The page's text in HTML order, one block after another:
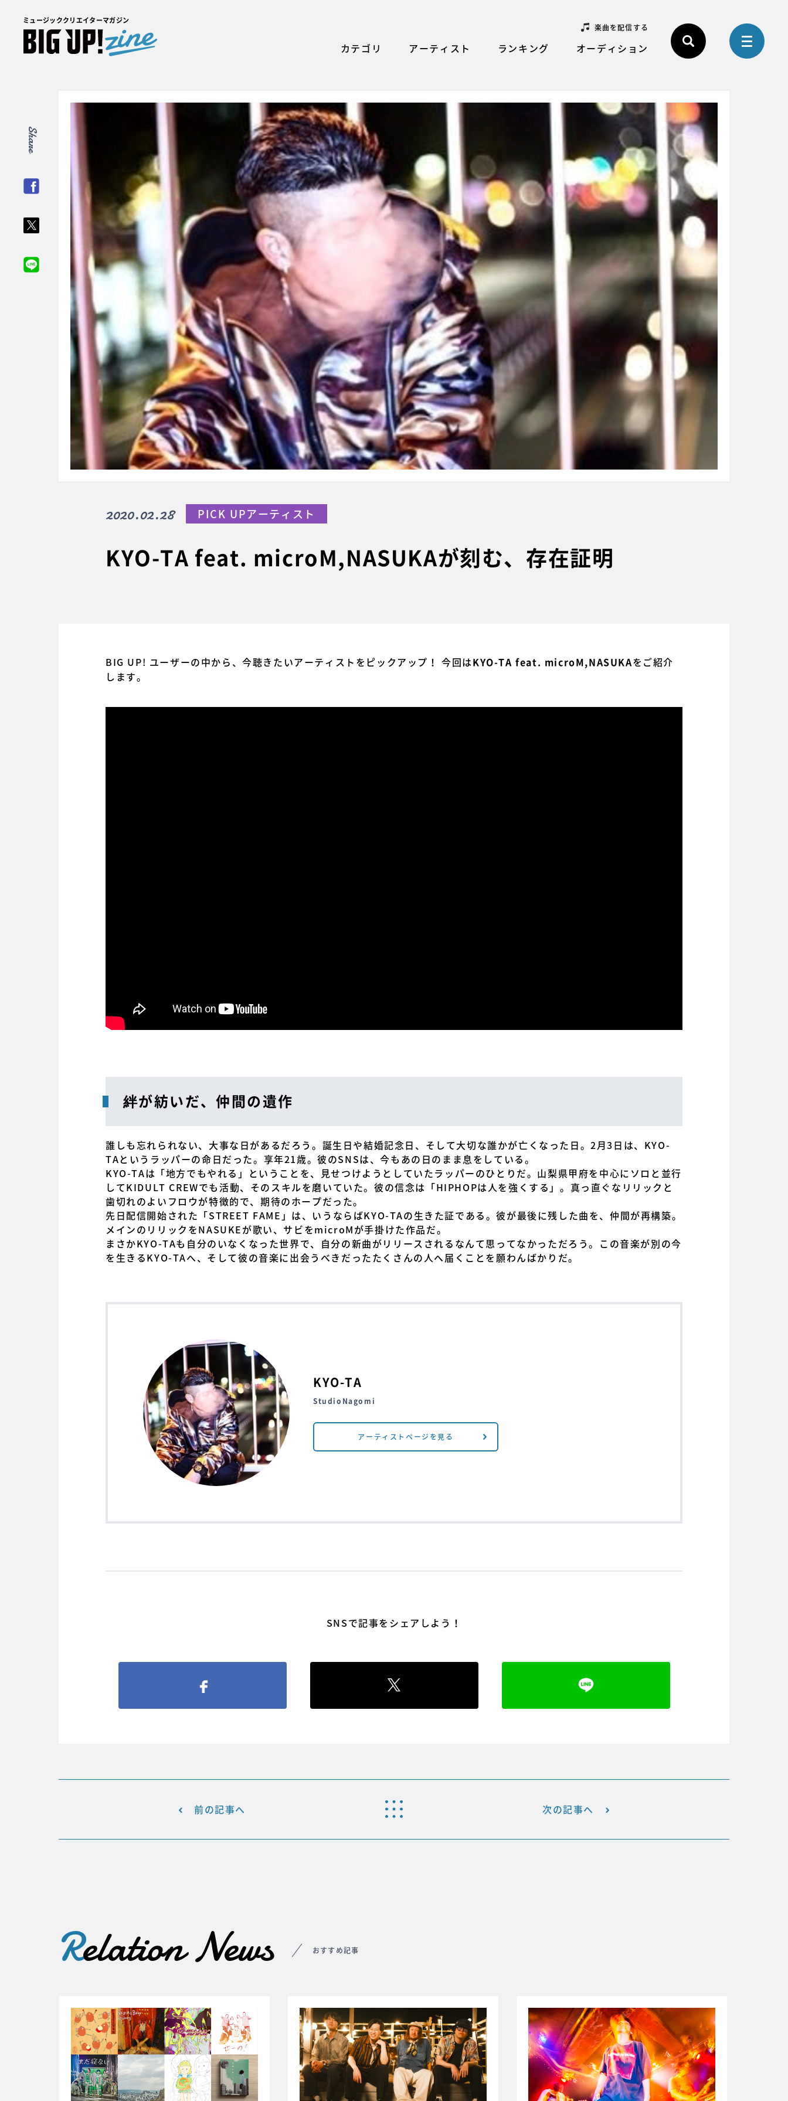
ミュージッククリエイターマガジン
楽曲を配信する
カテゴリ アーティスト ランキング オーディション
Share
KYO-TA feat. microM,NASUKAが刻む、存在証明
2020.02.28 PICK UPアーティスト
BIG UP! ユーザーの中から、今聴きたいアーティストをピックアップ！ 今回は KYO-TA feat. microM,NASUKAをご紹介
します。
絆が紡いだ、仲間の遺作
誰しも忘れられない、大事な日があるだろう。誕生日や結婚記念日、そして大切な誰かが亡くなった日。2月3日は、KYO-
TAというラッパーの命日だった。享年21歳。彼のSNSは、今もあの日のまま息をしている。
KYO-TAは「地方でもやれる」ということを、見せつけようとしていたラッパーのひとりだ。山梨県甲府を中心にソロと並行
してKIDULT CREWでも活動、そのスキルを磨いていた。彼の信念は「HIPHOPは人を強くする」。真っ直ぐなリリックと
歯切れのよいフロウが特徴的で、期待のホープだった。
先日配信開始された「STREET FAME」は、いうならばKYO-TAの生きた証である。彼が最後に残した曲を、仲間が再構築。
メインのリリックをNASUKEが歌い、サビをmicroMが手掛けた作品だ。
まさかKYO-TAも自分のいなくなった世界で、自分の新曲がリリースされるなんて思ってなかっただろう。この音楽が別の今
を生きるKYO-TAへ、そして彼の音楽に出会うべきだったたくさんの人へ届くことを願わんばかりだ。
KYO-TA
StudioNagomi
アーティストページを見る
SNSで記事をシェアしよう！
前の記事へ 次の記事へ
Relation News おすすめ記事